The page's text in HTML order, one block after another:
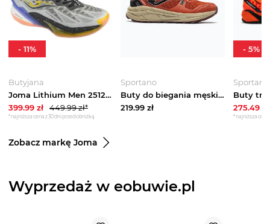
Butyjana
Joma Lithium Men 2512 BKLITW2512, Męskie, Szare, buty do koszykówki, syntetyk, rozmiar: 41
399.99 zł 449.99zł*
*najniższa cena z 30 dni przed obniżką
- 11%
Sportano
Buty do biegania męskie Joma Shock red
219.99 zł
Sportano
275.49zł
*najniższa cena
- 5%
Zobacz markę Joma
Wyprzedaż w eobuwie.pl